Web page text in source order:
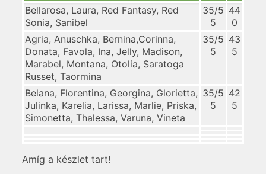
Bellarosa, Laura, Red Fantasy, Red
Sonia, Sanibel
35/5
5
44
0
Agria, Anuschka, Bernina,Corinna,
Donata, Favola, Ina, Jelly, Madison,
Marabel, Montana, Otolia, Saratoga
Russet, Taormina
35/5
5
43
5
Belana, Florentina, Georgina, Glorietta,
Julinka, Karelia, Larissa, Marlie, Priska,
Simonetta, Thalessa, Varuna, Vineta
35/5
5
42
5
Amíg a készlet tart!